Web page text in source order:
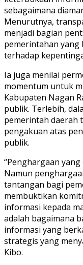
sebagaimana
Menurutnya,
menjadi bagian
pemerintahan yang
terhadap
Ia juga menilai
momentum untuk
Kabupaten Nagan
publik. Terlebih,
pemerintah daerah
pengakuan atas
publik.
“Penghargaan
Namun
tantangan bagi
membuktikan
informasi kepada
adalah bagaimana
informasi yang
strategis yang
Kibo.